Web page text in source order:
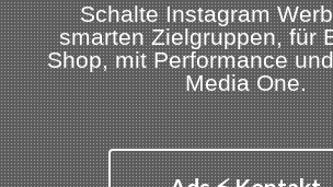
Schalte Instagram
smarten Zielgruppen, für
Shop, mit Performance
Media One.